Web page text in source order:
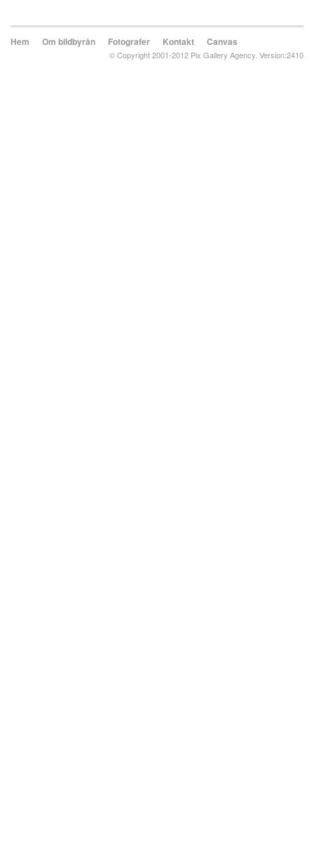
Hem Om bildbyrån Fotografer Kontakt Canvas
© Copyright 2001-2012 Pix Gallery Agency. Version:2410